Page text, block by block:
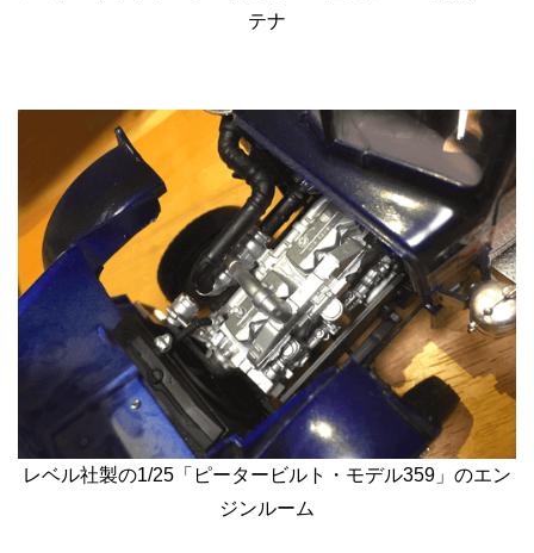
テナ
レベル社製の1/25「ピータービルト・モデル359」のエン
ジンルーム